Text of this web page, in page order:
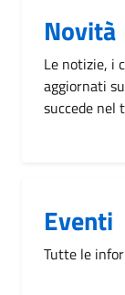
Novità
Le notizie, i
aggiornati
succede nel
Eventi
Tutte le